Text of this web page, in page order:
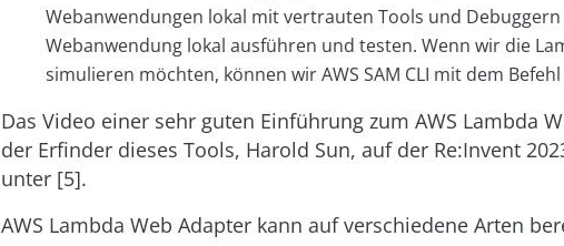
Webanwendungen lokal mit vertrauten Tools und
Webanwendung lokal ausführen und testen. Wenn wir die
simulieren möchten, können wir AWS SAM CLI mit dem Befehl
Das Video einer sehr guten Einführung zum AWS Lambda
der Erfinder dieses Tools, Harold Sun, auf der Re:Invent
unter [5].
AWS Lambda Web Adapter kann auf verschiedene Arten